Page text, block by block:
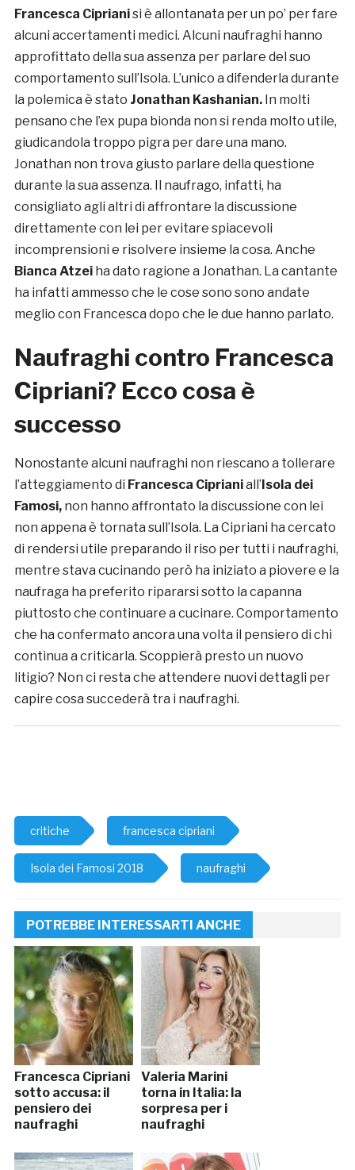
Francesca Ciprianisi è allontanata per un po’ per fare
alcuni accertamenti medici. Alcuni naufraghi hanno
approfittato della sua assenza per parlare del suo
comportamento sull’Isola. L’unico a difenderla durante
la polemica è stato Jonathan Kashanian. In molti
pensano che l’ex pupa bionda non si renda molto utile,
giudicandola troppo pigra per dare una mano.
Jonathan non trova giusto parlare della questione
durante la sua assenza. Il naufrago, infatti, ha
consigliato agli altri di affrontare la discussione
direttamente con lei per evitare spiacevoli
incomprensioni e risolvere insieme la cosa. Anche
Bianca Atzeiha dato ragione a Jonathan. La cantante
ha infatti ammesso che le cose sono sono andate
meglio con Francesca dopo che le due hanno parlato.
Naufraghi contro Francesca
Cipriani? Ecco cosa è
successo
Nonostante alcuni naufraghi non riescano a tollerare
l’atteggiamento di Francesca Ciprianiall’Isola dei
Famosi, non hanno affrontato la discussione con lei
non appena è tornata sull’Isola. La Cipriani ha cercato
di rendersi utile preparando il riso per tutti i naufraghi,
mentre stava cucinando però ha iniziato a piovere e la
naufraga ha preferito ripararsi sotto la capanna
piuttosto che continuare a cucinare. Comportamento
che ha confermato ancora una volta il pensiero di chi
continua a criticarla. Scoppierà presto un nuovo
litigio? Non ci resta che attendere nuovi dettagli per
capire cosa succederà tra i naufraghi.
critiche francesca cipriani
Isola dei Famosi 2018 naufraghi
POTREBBE INTERESSARTI ANCHE
Francesca Cipriani
sotto accusa: il
pensiero dei
naufraghi
Valeria Marini
torna in Italia: la
sorpresa per i
naufraghi